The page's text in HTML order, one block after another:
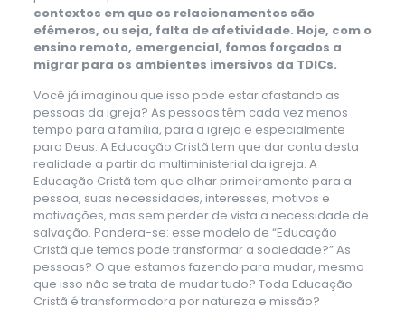
contextos em que os relacionamentos são
efêmeros, ou seja, falta de afetividade. Hoje, com o
ensino remoto, emergencial, fomos forçados a
migrar para os ambientes imersivos da TDICs.
Você já imaginou que isso pode estar afastando as
pessoas da igreja? As pessoas têm cada vez menos
tempo para a família, para a igreja e especialmente
para Deus. A Educação Cristã tem que dar conta desta
realidade a partir do multiministerial da igreja. A
Educação Cristã tem que olhar primeiramente para a
pessoa, suas necessidades, interesses, motivos e
motivações, mas sem perder de vista a necessidade de
salvação. Pondera-se: esse modelo de “Educação
Cristã que temos pode transformar a sociedade?” As
pessoas? O que estamos fazendo para mudar, mesmo
que isso não se trata de mudar tudo? Toda Educação
Cristã é transformadora por natureza e missão?